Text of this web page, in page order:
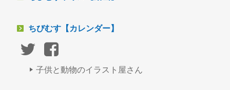
ちびむす【カレンダー】
子供と動物のイラスト屋さん